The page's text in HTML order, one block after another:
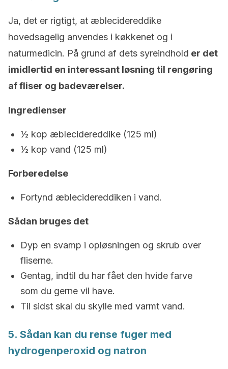
Ja, det er rigtigt, at æblecidereddike
hovedsagelig anvendes i køkkenet og i
naturmedicin. På grund af dets syreindhold er det
imidlertid en interessant løsning til rengøring
af fliser og badeværelser.
Ingredienser
½ kop æblecidereddike (125 ml)
½ kop vand (125 ml)
Forberedelse
Fortynd æblecidereddiken i vand.
Sådan bruges det
Dyp en svamp i opløsningen og skrub over
fliserne.
Gentag, indtil du har fået den hvide farve
som du gerne vil have.
Til sidst skal du skylle med varmt vand.
5. Sådan kan du rense fuger med
hydrogenperoxid og natron